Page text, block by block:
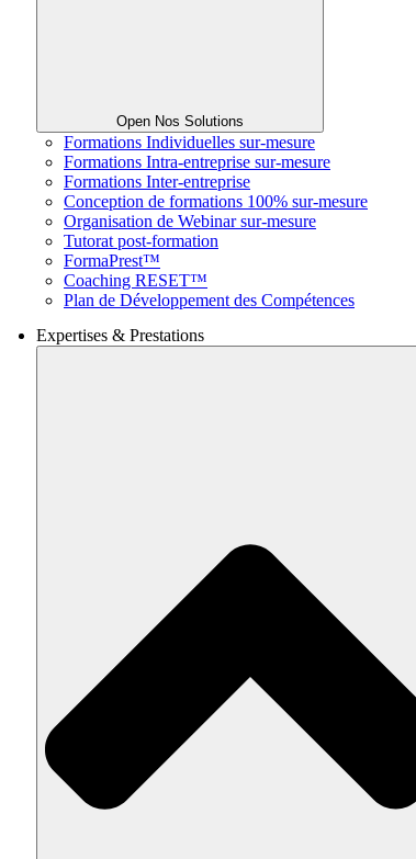
Open Nos Solutions
Formations Individuelles sur-mesure
Formations Intra-entreprise sur-mesure
Formations Inter-entreprise
Conception de formations 100% sur-mesure
Organisation de Webinar sur-mesure
Tutorat post-formation
FormaPrest™
Coaching RESET™
Plan de Développement des Compétences
Expertises & Prestations